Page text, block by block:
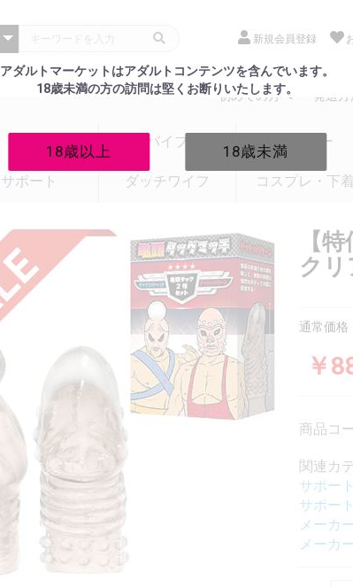
アダルトマーケットはアダルトコンテンツを含んでいます。
18歳未満の方の訪問は堅くお断りいたします。
18歳以上 18歳未満
新規会員登録
初めての方へ 発送方
バイブ ローター
サポート ダッチワイフ コスプレ・下着
【
ク
通常価格
￥
商品コ
関連カ
サポート
サポート
メーカ
メーカ